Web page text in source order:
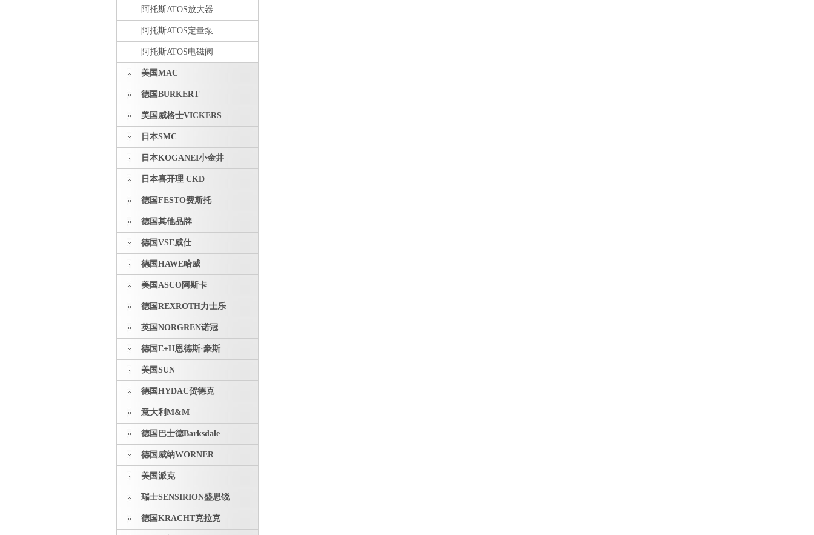
阿托斯ATOS放大器
阿托斯ATOS定量泵
阿托斯ATOS电磁阀
美国MAC
德国BURKERT
美国威格士VICKERS
日本SMC
日本KOGANEI小金井
日本喜开理 CKD
德国FESTO费斯托
德国其他品牌
德国VSE威仕
德国HAWE哈威
美国ASCO阿斯卡
德国REXROTH力士乐
英国NORGREN诺冠
德国E+H恩德斯·豪斯
美国SUN
德国HYDAC贺德克
意大利M&M
德国巴士德Barksdale
德国威纳WORNER
美国派克
瑞士SENSIRION盛思锐
德国KRACHT克拉克